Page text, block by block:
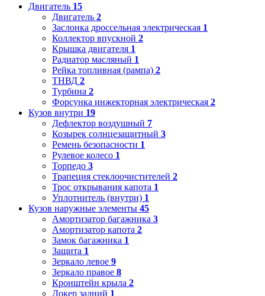
Двигатель 15
Двигатель 2
Заслонка дроссельная электрическая 1
Коллектор впускной 2
Крышка двигателя 1
Радиатор масляный 1
Рейка топливная (рампа) 2
ТНВД 2
Турбина 2
Форсунка инжекторная электрическая 2
Кузов внутри 19
Дефлектор воздушный 7
Козырек солнцезащитный 3
Ремень безопасности 1
Рулевое колесо 1
Торпедо 3
Трапеция стеклоочистителей 2
Трос открывания капота 1
Уплотнитель (внутри) 1
Кузов наружные элементы 45
Амортизатор багажника 3
Амортизатор капота 2
Замок багажника 1
Защита 1
Зеркало левое 9
Зеркало правое 8
Кронштейн крыла 2
Локер задний 1